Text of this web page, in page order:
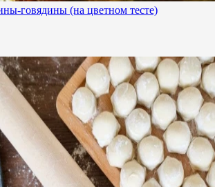
говядины (на цветном тесте)